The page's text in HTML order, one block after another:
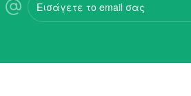
το
email